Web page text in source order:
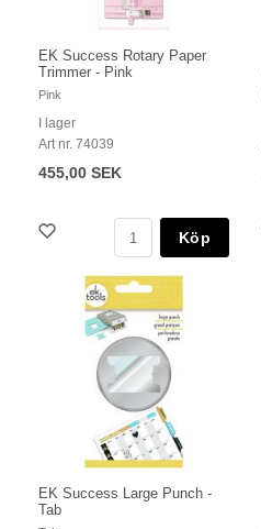
EK Success Rotary Paper
Trimmer - Pink
Pink
I lager
Art nr. 74039
455,00 SEK
Köp
EK Success Large Punch -
Tab